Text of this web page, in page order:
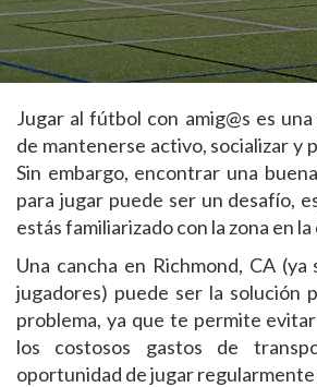
Jugar al fútbol con amig@s es
de mantenerse activo, socializar y
Sin embargo, encontrar una
para jugar puede ser un desafío,
estás familiarizado con la zona en la
Una cancha en Richmond, CA
jugadores) puede ser la solución
problema, ya que te permite
los costosos gastos de
oportunidad de jugar regularmente